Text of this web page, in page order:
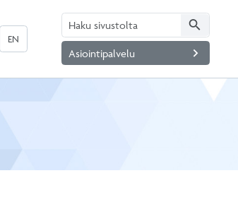
EN
search
Asiointipalvelu navigate_next